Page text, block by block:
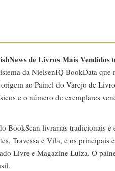
de Livros Mais Vendidos
da NielsenIQ BookData que
ao Painel do Varejo de
e o número de exemplares
BookScan livrarias tradicionais e
Travessa e Vila, e os principais
Livre e Magazine Luiza. O